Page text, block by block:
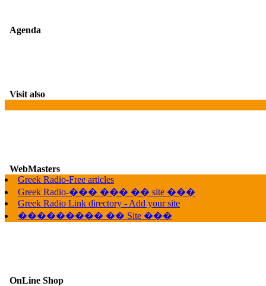
Agenda
Visit also
WebMasters
Greek Radio-Free articles
Greek Radio-��� ��� �� site ���
Greek Radio Link directory - Add your site
��������� �� Site ���
OnLine Shop